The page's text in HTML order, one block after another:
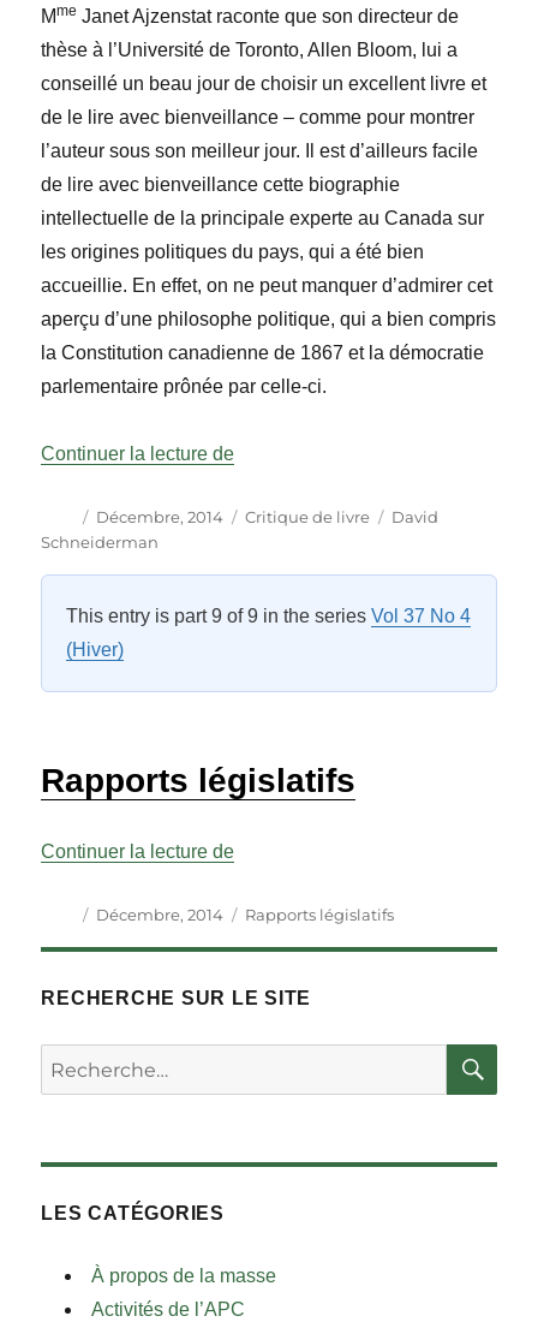
Mme Janet Ajzenstat raconte que son directeur de
thèse à l’Université de Toronto, Allen Bloom, lui a
conseillé un beau jour de choisir un excellent livre et
de le lire avec bienveillance – comme pour montrer
l’auteur sous son meilleur jour. Il est d’ailleurs facile
de lire avec bienveillance cette biographie
intellectuelle de la principale experte au Canada sur
les origines politiques du pays, qui a été bien
accueillie. En effet, on ne peut manquer d’admirer cet
aperçu d’une philosophe politique, qui a bien compris
la Constitution canadienne de 1867 et la démocratie
parlementaire prônée par celle-ci.
Continuer la lecture de« Sur les rayons Vol 37 No 4 »
Auteur
Publié
le
Décembre, 2014 Catégories
Critique de livre Étiquettes
David
Schneiderman
This entry is part 9 of 9 in the seriesVol 37 No 4
(Hiver)
Rapports législatifs
Continuer la lecture de« Rapports législatifs Vol 37 No 4 »
Auteur
Publié
Décembre, 2014 Catégories
Rapports législatifs
RECHERCHE SUR LE SITE
Rechercher :
LES CATÉGORIES
À propos de la masse
Activités de l’APC